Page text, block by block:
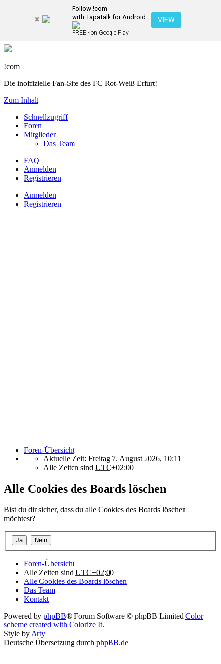
Follow !com
with Tapatalk for Android
FREE - on Google Play
VIEW
!com
Die inoffizielle Fan-Site des FC Rot-Weiß Erfurt!
Zum Inhalt
Schnellzugriff
Foren
Mitglieder
Das Team
FAQ
Anmelden
Registrieren
Anmelden
Registrieren
Foren-Übersicht
Aktuelle Zeit: Freitag 7. August 2026, 10:11
Alle Zeiten sind UTC+02:00
Alle Cookies des Boards löschen
Bist du dir sicher, dass du alle Cookies des Boards löschen
möchtest?
Foren-Übersicht
Alle Zeiten sind UTC+02:00
Alle Cookies des Boards löschen
Das Team
Kontakt
Powered by phpBB® Forum Software © phpBB Limited Color
scheme created with Colorize It.
Style by Arty
Deutsche Übersetzung durch phpBB.de